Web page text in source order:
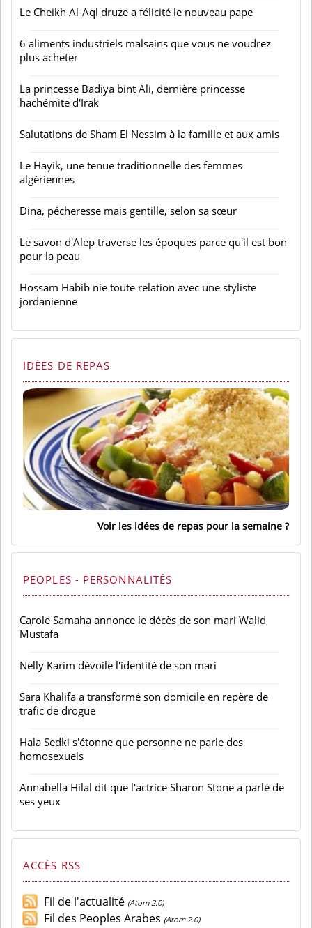
Le Cheikh Al-Aql druze a félicité le nouveau pape
6 aliments industriels malsains que vous ne voudrez
plus acheter
La princesse Badiya bint Ali, dernière princesse
hachémite d'Irak
Salutations de Sham El Nessim à la famille et aux amis
Le Hayik, une tenue traditionnelle des femmes
algériennes
Dina, pécheresse mais gentille, selon sa sœur
Le savon d'Alep traverse les époques parce qu'il est bon
pour la peau
Hossam Habib nie toute relation avec une styliste
jordanienne
IDÉES DE REPAS
Voir les idées de repas pour la semaine
PEOPLES - PERSONNALITÉS
Carole Samaha annonce le décès de son mari Walid
Mustafa
Nelly Karim dévoile l'identité de son mari
Sara Khalifa a transformé son domicile en repère de
trafic de drogue
Hala Sedki s'étonne que personne ne parle des
homosexuels
Annabella Hilal dit que l'actrice Sharon Stone a parlé de
ses yeux
ACCÈS RSS
Fil de l'actualité (Atom 2.0)
Fil des Peoples Arabes (Atom 2.0)